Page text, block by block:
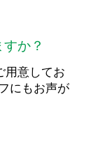
か？
用意してお
にもお声が